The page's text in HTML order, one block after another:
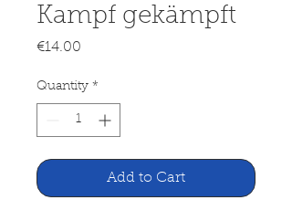
Kampf gekämpft
€14.00
Quantity *
Add to Cart